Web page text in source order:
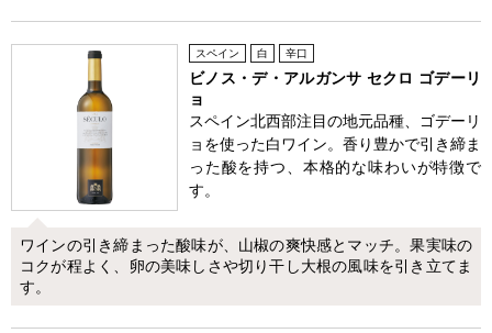
スペイン 白 辛口
ビノス・デ・アルガンサ セクロ ゴデーリ
ョ
スペイン北西部注目の地元品種、ゴデーリ
ョを使った白ワイン。香り豊かで引き締ま
った酸を持つ、本格的な味わいが特徴で
す。
ワインの引き締まった酸味が、山椒の爽快感とマッチ。果実味の
コクが程よく、卵の美味しさや切り干し大根の風味を引き立てま
す。